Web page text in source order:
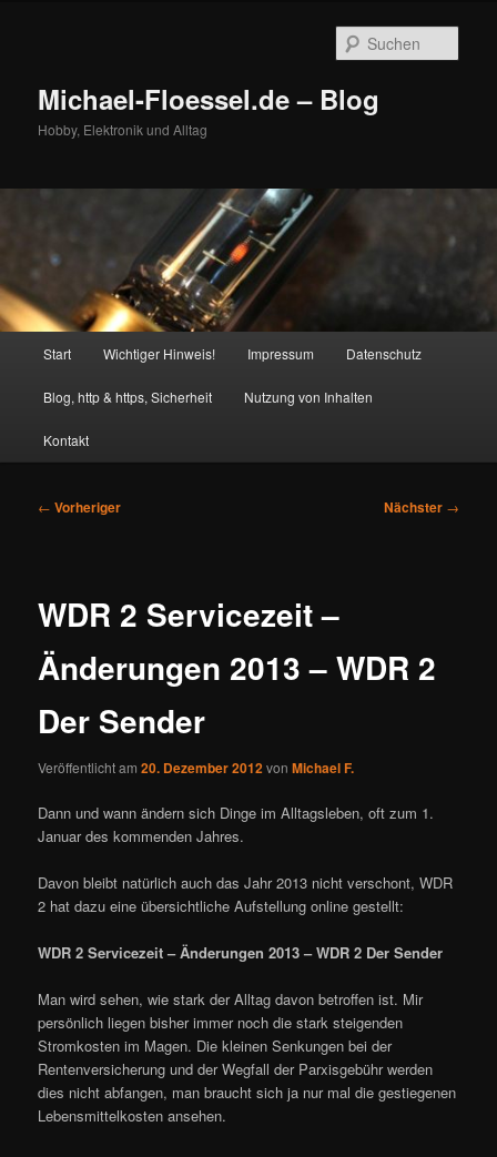
Michael-Floessel.de – Blog
Hobby, Elektronik und Alltag
Start Wichtiger Hinweis! Impressum Datenschutz
Blog, http & https, Sicherheit Nutzung von Inhalten
Kontakt
Beitragsnavigation
← Vorheriger Nächster →
WDR 2 Servicezeit –
Änderungen 2013 – WDR 2
Der Sender
Veröffentlicht am20. Dezember 2012vonMichael F.
Dann und wann ändern sich Dinge im Alltagsleben, oft zum 1.
Januar des kommenden Jahres.
Davon bleibt natürlich auch das Jahr 2013 nicht verschont, WDR
2 hat dazu eine übersichtliche Aufstellung online gestellt:
WDR 2 Servicezeit – Änderungen 2013 – WDR 2 Der Sender
Man wird sehen, wie stark der Alltag davon betroffen ist. Mir
persönlich liegen bisher immer noch die stark steigenden
Stromkosten im Magen. Die kleinen Senkungen bei der
Rentenversicherung und der Wegfall der Parxisgebühr werden
dies nicht abfangen, man braucht sich ja nur mal die gestiegenen
Lebensmittelkosten ansehen.